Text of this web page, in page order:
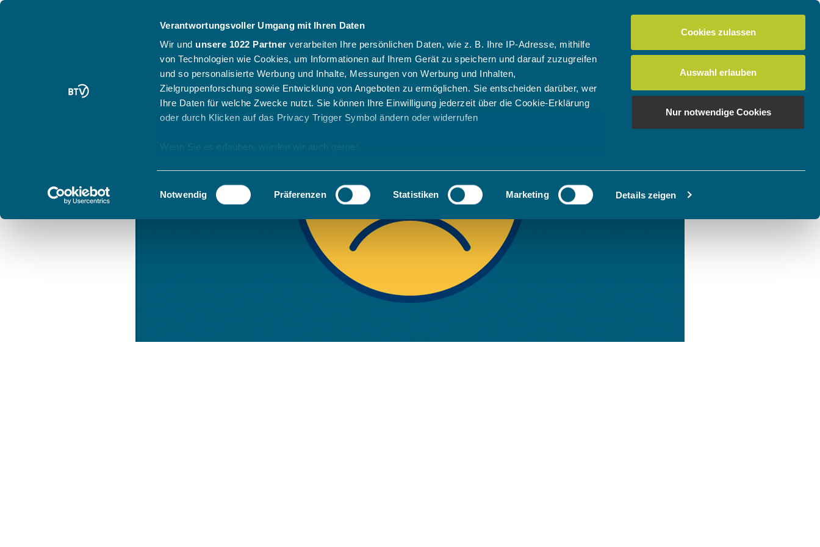
Verantwortungsvoller Umgang mit Ihren Daten
Wir und unsere 1022 Partner verarbeiten Ihre persönlichen Daten, wie z. B. Ihre IP-Adresse, mithilfe
von Technologien wie Cookies, um Informationen auf Ihrem Gerät zu speichern und darauf zuzugreifen
und so personalisierte Werbung und Inhalte, Messungen von Werbung und Inhalten,
Zielgruppenforschung sowie Entwicklung von Angeboten zu ermöglichen. Sie entscheiden darüber, wer
Ihre Daten für welche Zwecke nutzt. Sie können Ihre Einwilligung jederzeit über die Cookie-Erklärung
oder durch Klicken auf das Privacy Trigger Symbol ändern oder widerrufen
Wenn Sie es erlauben, würden wir auch gerne:
Ihr Gerät durch aktives Scannen nach bestimmten Merkmalen (Fingerprinting) identifizieren
Abschnitt Einzelheiten
Wir verwenden Cookies, um Inhalte und Anzeigen zu personalisieren, Funktionen für soziale Medien
anbieten zu können und die Zugriffe auf unsere Website zu analysieren. Außerdem geben wir
Informationen zu Ihrer Verwendung unserer Website an unsere Partner für soziale Medien, Werbung
und Analysen weiter. Unsere Partner führen diese Informationen möglicherweise mit weiteren Daten
Einwilligungsauswahl
Notwendig Präferenzen Statistiken Marketing Details zeigen
Cookies zulassen
Auswahl erlauben
Nur notwendige Cookies